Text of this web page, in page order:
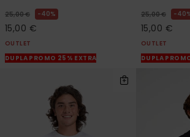
25,00 € 40%
15,00 €
OUTLET
DUPLA PROMO 25% EXTRA
25,00 €
15,00 €
OUTLET
DUPLA